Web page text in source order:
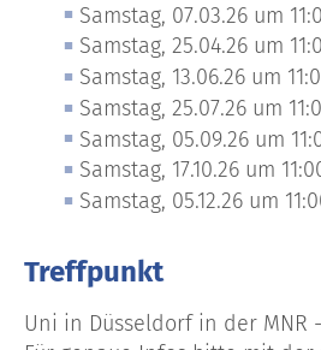
Samstag, 07.03.26 um
Samstag, 25.04.26 um
Samstag, 13.06.26 um
Samstag, 25.07.26 um
Samstag, 05.09.26 um
Samstag, 17.10.26 um
Samstag, 05.12.26 um
Treffpunkt
Uni in Düsseldorf in der MNR